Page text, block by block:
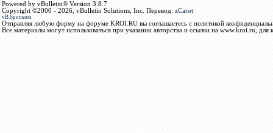
Powered by vBulletin® Version 3.8.7
Copyright ©2000 - 2026, vBulletin Solutions, Inc. Перевод: zCarot
vB.Sponsors
Отправляя любую форму на форуме KROI.RU вы соглашаетесь с политикой
Все материалы могут использоваться при указании авторства и ссылки на www.kroi.ru, для